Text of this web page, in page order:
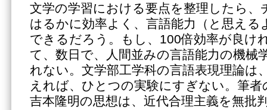
文学の学習における要点を整理したら、
はるかに効率よく、言語能力（と思える
できるだろう。もし、100倍効率が良け
て、数日で、人間並みの言語能力の機械
れない。文学部工学科の言語表現理論は
えれば、ひとつの実験にすぎない。筆
吉本隆明の思想は、近代合理主義を無批